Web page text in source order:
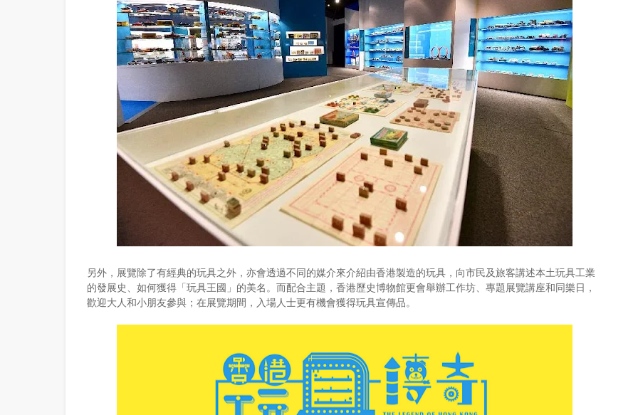
另外，展覽除了有經典的玩具之外，亦會透過不同的媒介來介紹由香港製造的玩具，向市民及旅客講述本土玩具工業
的發展史、如何獲得「玩具王國」的美名。而配合主題，香港歷史博物館更會舉辦工作坊、專題展覽講座和同樂日，
歡迎大人和小朋友參與；在展覽期間，入場人士更有機會獲得玩具宣傳品。